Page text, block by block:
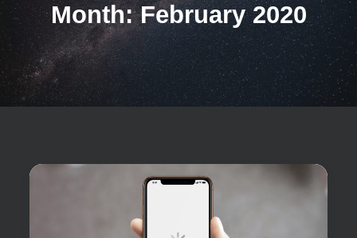
Month: February 2020